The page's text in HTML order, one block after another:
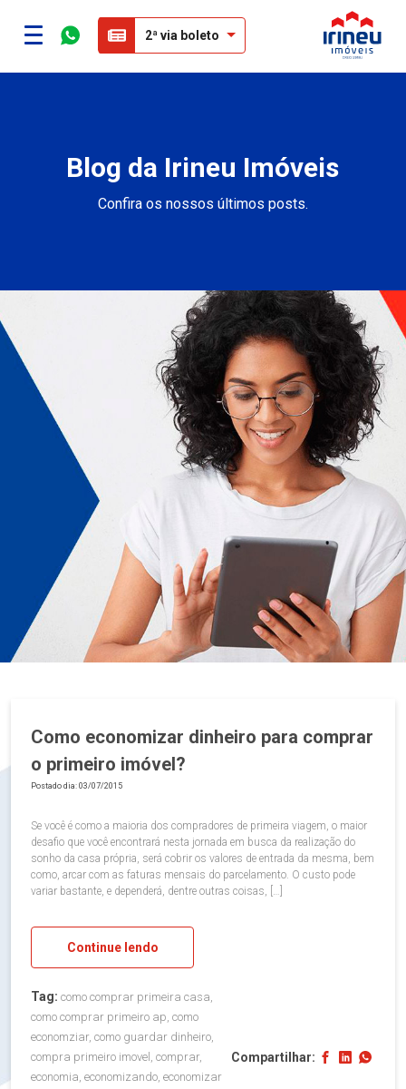
2ª via boleto
Blog da Irineu Imóveis
Confira os nossos últimos posts.
Como economizar dinheiro para comprar
o primeiro imóvel?
Postado dia: 03/07/2015
Se você é como a maioria dos compradores de primeira viagem, o maior
desafio que você encontrará nesta jornada em busca da realização do
sonho da casa própria, será cobrir os valores de entrada da mesma, bem
como, arcar com as faturas mensais do parcelamento. O custo pode
variar bastante, e dependerá, dentre outras coisas, […]
Continue lendo
Tag: como comprar primeira casa,
como comprar primeiro ap, como
economziar, como guardar dinheiro,
compra primeiro imovel, comprar,
economia, economizando, economizar
Compartilhar: